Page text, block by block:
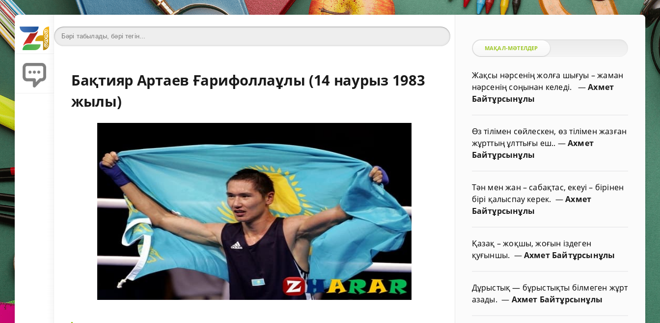
Бақтияр Артаев Ғарифоллаұлы (14 наурыз 1983
жылы)
МАҚАЛ-МӘТЕЛДЕР
Жақсы нәрсенің жолға шығуы – жаман
нәрсенің соңынан келеді. —Ахмет
Байтұрсынұлы
Өз тілімен сөйлескен, өз тілімен жазған
жұрттың ұлттығы еш.. —Ахмет
Байтұрсынұлы
Тән мен жан – сабақтас, екеуі – бірінен
бірі қалыспау керек. —Ахмет
Байтұрсынұлы
Қазақ – жоқшы, жоғын іздеген
қуғыншы. —Ахмет Байтұрсынұлы
Дұрыстық — бұрыстықты білмеген жұрт
азады.— Ахмет Байтұрсынұлы